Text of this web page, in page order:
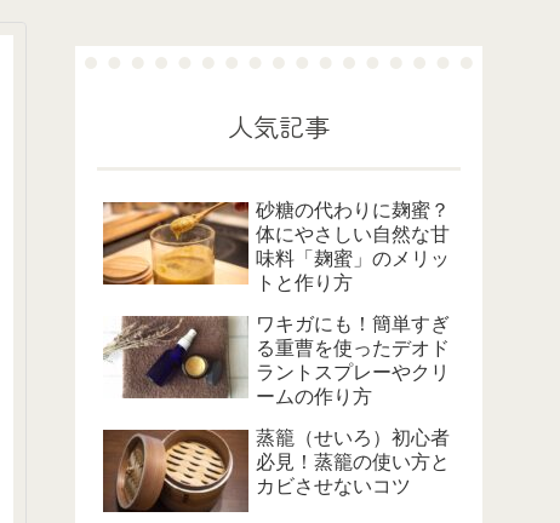
人気記事
砂糖の代わりに麹蜜？
体にやさしい自然な甘
味料「麹蜜」のメリッ
トと作り方
ワキガにも！簡単すぎ
る重曹を使ったデオド
ラントスプレーやクリ
ームの作り方
蒸籠（せいろ）初心者
必見！蒸籠の使い方と
カビさせないコツ